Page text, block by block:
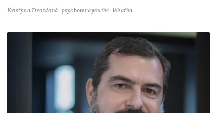
Kristýna Drozdová, psychoterapeutka, lékařka